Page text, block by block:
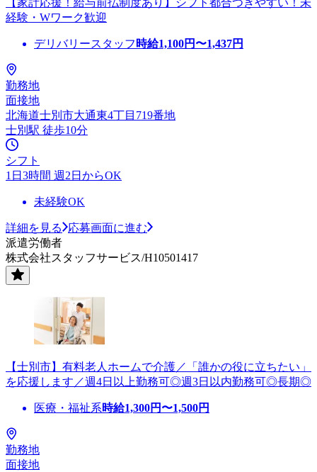
経験・Wワーク歓迎
デリバリースタッフ 時給1,100円〜1,437円
勤務地
面接地
北海道士別市大通東4丁目719番地
士別駅 徒歩10分
シフト
1日3時間 週2日からOK
未経験OK
詳細を見る
応募画面に進む
派遣労働者
株式会社スタッフサービス/H10501417
【士別市】有料老人ホームで介護／「誰かの役に立ちたい」
を応援します／週4日以上勤務可◎週3日以内勤務可◎長期◎
医療・福祉系時給1,300円〜1,500円
勤務地
面接地